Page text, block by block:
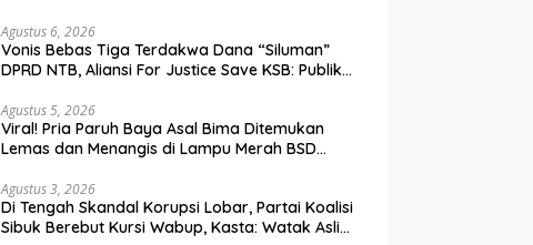
Agustus 6, 2026
Vonis Bebas Tiga Terdakwa Dana “Siluman”
DPRD NTB, Aliansi For Justice Save KSB: Publik
Agustus 5, 2026
Viral! Pria Paruh Baya Asal Bima Ditemukan
Lemas dan Menangis di Lampu Merah BSD
Agustus 3, 2026
Di Tengah Skandal Korupsi Lobar, Partai Koalisi
Sibuk Berebut Kursi Wabup, Kasta: Watak Asli